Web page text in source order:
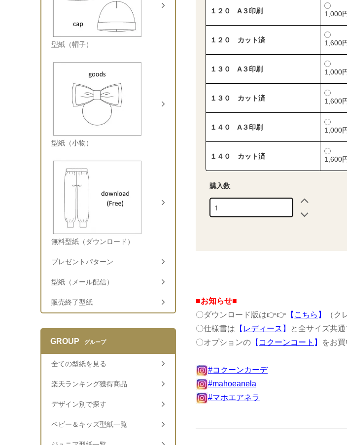
１２０ A３印刷 1,000
１２０ カット済 1,600
１３０ A３印刷 1,000
１３０ カット済 1,600
１４０ A３印刷 1,000
１４０ カット済 1,600
購入数
■お知らせ■
〇ダウンロード版は👉👉 【 こちら 】
（ク
〇仕様書は 【 レディース 】
と全サイズ共
〇オプションの 【 コクーンコート 】 をお
#コクーンカーデ
#mahoeanela
#マホエアネラ
型紙（帽子）
型紙（小物）
無料型紙（ダウンロード）
プレゼントパターン
型紙（メール配信）
販売終了型紙
GROUP グループ
全ての型紙を見る
楽天ランキング獲得商品
デザイン別で探す
ベビー＆キッズ型紙一覧